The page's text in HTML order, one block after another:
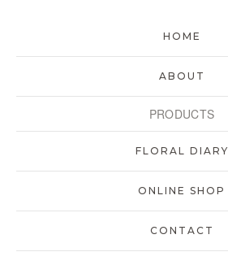
HOME
ABOUT
PRODUCTS
FLORAL DIARY
ONLINE SHOP
CONTACT